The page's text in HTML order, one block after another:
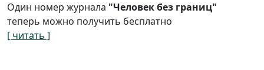
Один номер журнала "Человек без границ"
теперь можно получить бесплатно
[ читать ]